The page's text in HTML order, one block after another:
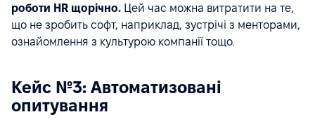
роботи HR щорічно. Цей час можна витратити на те,
що не зробить софт, наприклад, зустрічі з менторами,
ознайомлення з культурою компанії тощо.
Кейс №3: Автоматизовані
опитування